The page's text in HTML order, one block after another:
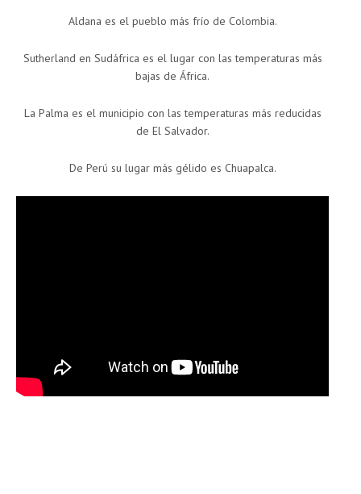
Aldana es el pueblo más frío de Colombia.
Sutherland en Sudáfrica es el lugar con las temperaturas más
bajas de África.
La Palma es el municipio con las temperaturas más reducidas
de El Salvador.
De Perú su lugar más gélido es Chuapalca.